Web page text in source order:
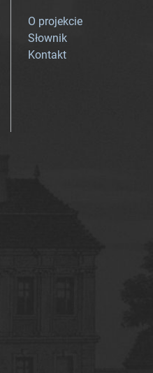
O projekcie
Słownik
Kontakt